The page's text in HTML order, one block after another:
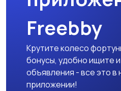
Детский транспорт
Freebby
Крутите колесо
бонусы, удобно ищите
объявления - все это
приложении!